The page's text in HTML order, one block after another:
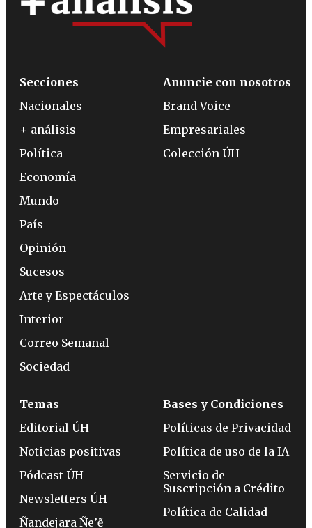
Secciones
Nacionales
+ análisis
Política
Economía
Mundo
País
Opinión
Sucesos
Arte y Espectáculos
Interior
Correo Semanal
Sociedad
Anuncie con nosotros
Brand Voice
Empresariales
Colección ÚH
Temas
Editorial ÚH
Noticias positivas
Pódcast ÚH
Newsletters ÚH
Ñandejara Ñe’ẽ
Bases y Condiciones
Políticas de Privacidad
Política de uso de la IA
Servicio de
Suscripción a Crédito
Política de Calidad